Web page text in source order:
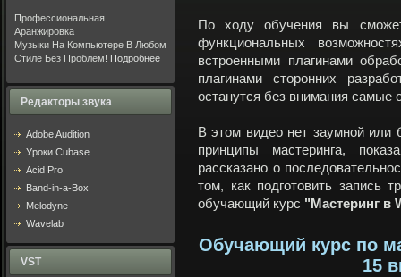
Профессиональная
Аранжировка
Музыки На Компьютере В Любом
Стиле Без Проблем! Подробнее
Редакторы звука
Adobe Audition
Уроки Cubase
Acid Pro
Band-in-a-Box
Melodyne
Wavelab
VST
По ходу обучения вы
функциональных
встроенными плагинами
плагинами сторонних
останутся без внимания
В этом видео нет заумной или
принципы мастеринга,
рассказано о
том, как подготовить запись
обучающий курс "Мастеринг в
Обучающий курс по
15